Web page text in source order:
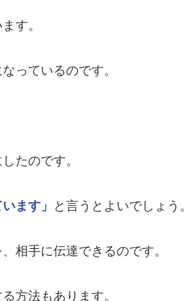
す。
っているのです。
たのです。
ます」 と言うとよいでしょう。
相手に伝達できるのです。
方法もあります。